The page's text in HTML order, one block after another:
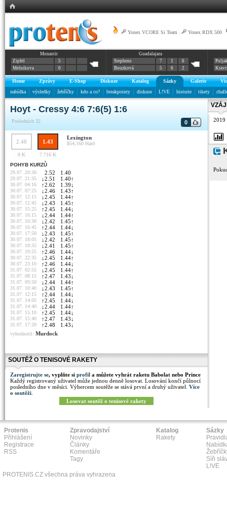
Yonex VCORE Si Team Yonex RDX 500
Monastir
Zipfel
5
Melnikova
0
Guadalajara
Stephens
7 1
6
Bouzková
5 6 2
Home Zprávy E-Shop Diskuze Katalog Sázky Galerie
nabídka
výsledky žebříčky kdo a co? breakpointy diskuse L!VE historie tikety
Hoyt - Cressy 4:6 7:6(5) 1:6
Posledních 32 0
2.48 1.43
Lexington
$54,160 Hard
0 K
7.716 K
POHYB KURZŮ
29.07. 20:30
2.52 1.40
29.07. 21:35 ↓ 2.51 1.40↑
30.07. 04:16 ↑2.62 1.39 ↓
30.07. 07:25 ↓ 2.46 1.43↑
30.07. 12:15 ↓ 2.45 1.44↑
30.07. 12:45 ↓ 2.43 1.45↑
30.07. 15:25 ↑2.45 1.44↓
30.07. 16:15 ↓ 2.44 1.44↑
30.07. 16:30 ↓ 2.42 1.45↑
30.07. 16:45 ↑2.44 1.44↓
30.07. 17:50 ↓ 2.43 1.45↑
30.07. 18:05 ↓ 2.42 1.45↑
30.07. 18:35 ↓ 2.41 1.45↑
30.07. 19:25 ↑2.46 1.44↓
30.07. 22:35 ↓ 2.45 1.44↑
30.07. 23:10 ↑2.46 1.44↓
31.07. 02:55 ↓ 2.45 1.44↑
31.07. 08:15 ↑2.47 1.43 ↓
31.07. 09:50 ↓ 2.44 1.44↑
31.07. 10:40 ↓ 2.43 1.45↑
31.07. 12:15 ↑2.44 1.44↓
31.07. 14:05 ↑2.45 1.44↓
31.07. 14:40 ↓ 2.44 1.44↑
31.07. 15:10 ↑2.45 1.44↓
31.07. 15:40 ↑2.47 1.43 ↓
31.07. 17:20 ↑2.48 1.43 ↓
vyhodnotil: Murdock
SOUTĚŽ O TENISOVÉ RAKETY
Zaregistrujte se, vyplňte si profil a můžete vyhrát raketu Babolat nebo Prince
Každý registrovaný uživatel může jednou denně losovat. Losování končí půlnocí
posledního dne v měsíci. Výhercem soutěže se stává první a druhý uživatel. Více
o soutěži
Losovat soutěž o tenisové rakety
2019
Protenis
Přihlášení
Registrace
RSS
Zpravodajství
Novinky
Články
Komentáře
Tagy
Katalog
Rakety
Sázky
Síň
L!VE
PROTENIS.CZ všechna práva vyhrazena